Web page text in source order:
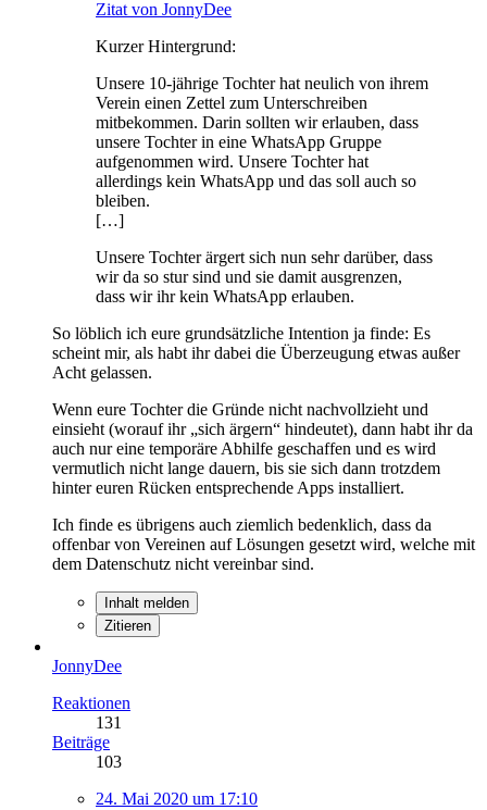
Zitat von JonnyDee
Kurzer Hintergrund:
Unsere 10-jährige Tochter hat neulich von ihrem
Verein einen Zettel zum Unterschreiben
mitbekommen. Darin sollten wir erlauben, dass
unsere Tochter in eine WhatsApp Gruppe
aufgenommen wird. Unsere Tochter hat
allerdings kein WhatsApp und das soll auch so
bleiben.
[…]
Unsere Tochter ärgert sich nun sehr darüber, dass
wir da so stur sind und sie damit ausgrenzen,
dass wir ihr kein WhatsApp erlauben.
So löblich ich eure grundsätzliche Intention ja finde: Es
scheint mir, als habt ihr dabei die Überzeugung etwas außer
Acht gelassen.
Wenn eure Tochter die Gründe nicht nachvollzieht und
einsieht (worauf ihr „sich ärgern“ hindeutet), dann habt ihr da
auch nur eine temporäre Abhilfe geschaffen und es wird
vermutlich nicht lange dauern, bis sie sich dann trotzdem
hinter euren Rücken entsprechende Apps installiert.
Ich finde es übrigens auch ziemlich bedenklich, dass da
offenbar von Vereinen auf Lösungen gesetzt wird, welche mit
dem Datenschutz nicht vereinbar sind.
Inhalt melden
Zitieren
JonnyDee
Reaktionen
131
Beiträge
103
24. Mai 2020 um 17:10